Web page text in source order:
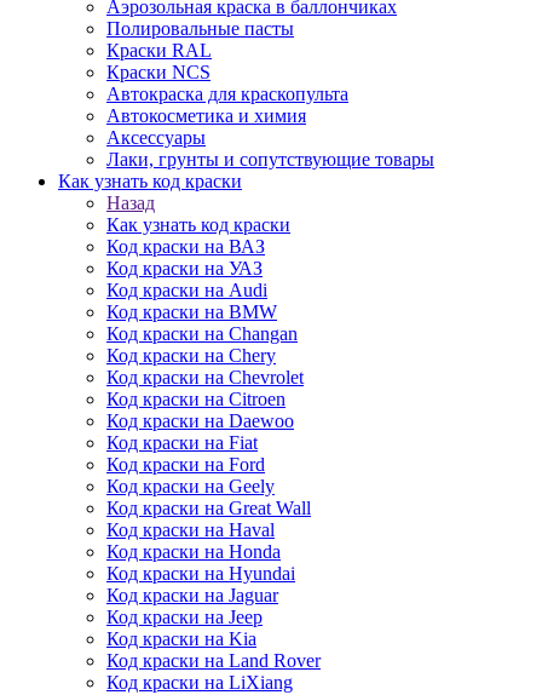
Аэрозольная краска в баллончиках
Полировальные пасты
Краски RAL
Краски NCS
Автокраска для краскопульта
Автокосметика и химия
Аксессуары
Лаки, грунты и сопутствующие товары
Как узнать код краски
Назад
Как узнать код краски
Код краски на ВАЗ
Код краски на УАЗ
Код краски на Audi
Код краски на BMW
Код краски на Changan
Код краски на Chery
Код краски на Chevrolet
Код краски на Citroen
Код краски на Daewoo
Код краски на Fiat
Код краски на Ford
Код краски на Geely
Код краски на Great Wall
Код краски на Haval
Код краски на Honda
Код краски на Hyundai
Код краски на Jaguar
Код краски на Jeep
Код краски на Kia
Код краски на Land Rover
Код краски на LiXiang